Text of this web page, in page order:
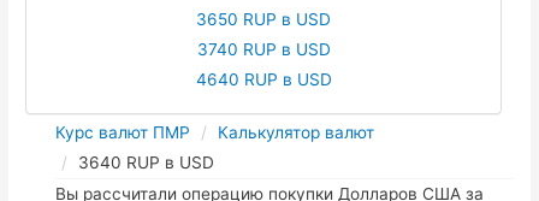
3650 RUP в USD
3740 RUP в USD
4640 RUP в USD
Курс валют ПМР
Калькулятор валют
3640 RUP в USD
Вы рассчитали операцию покупки Долларов США за